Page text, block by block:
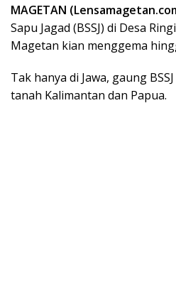
MAGETAN
Sapu Jagad (BSSJ) di Desa
Magetan kian menggema
Tak hanya di Jawa, gaung
tanah Kalimantan dan Papua.